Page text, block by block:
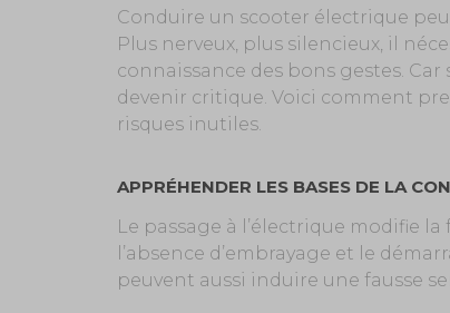
Conduire un scooter électrique
Plus nerveux, plus silencieux, il
connaissance des bons gestes.
devenir critique. Voici comment
risques inutiles.
APPRÉHENDER LES BASES DE LA
Le passage à l’électrique modifie
l’absence d’embrayage et le
peuvent aussi induire une fausse